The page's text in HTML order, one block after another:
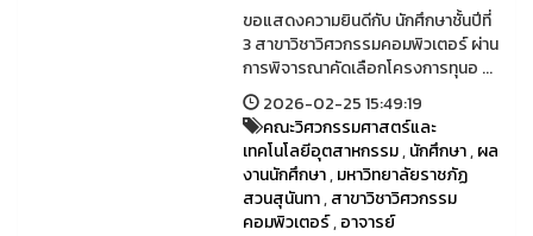
ขอแสดงความยินดีกับ นักศึกษาชั้นปีที่
3 สาขาวิชาวิศวกรรมคอมพิวเตอร์ ผ่าน
การพิจารณาคัดเลือกโครงการทุนอ ...
2026-02-25 15:49:19
คณะวิศวกรรมศาสตร์และ
เทคโนโลยีอุตสาหกรรม,นักศึกษา,ผล
งานนักศึกษา,มหาวิทยาลัยราชภัฏ
สวนสุนันทา,สาขาวิชาวิศวกรรม
คอมพิวเตอร์,อาจารย์